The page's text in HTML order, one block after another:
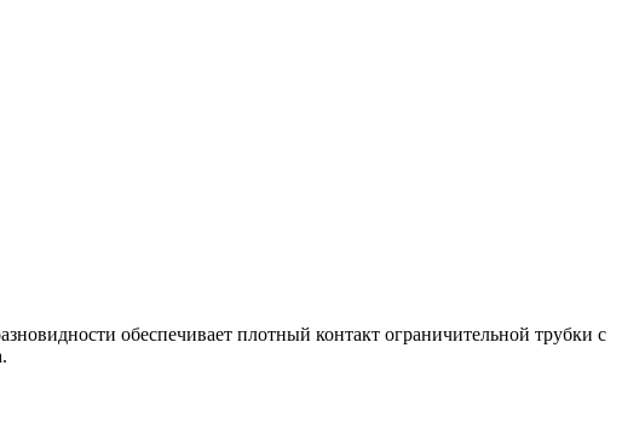
обеспечивает плотный контакт ограничительной трубки с